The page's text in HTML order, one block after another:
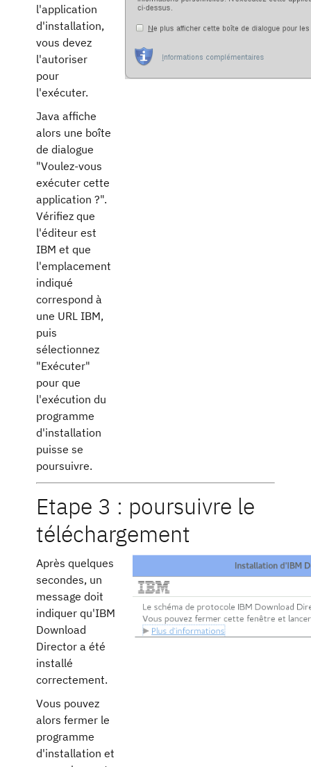
l'application
d'installation,
vous devez
l'autoriser
pour
l'exécuter.
Java affiche
alors une boîte
de dialogue
"Voulez-vous
exécuter cette
application ?".
Vérifiez que
l'éditeur est
IBM et que
l'emplacement
indiqué
correspond à
une URL IBM,
puis
sélectionnez
"Exécuter"
pour que
l'exécution du
programme
d'installation
puisse se
poursuivre.
Etape 3 : poursuivre le
téléchargement
Après quelques
secondes, un
message doit
indiquer qu'IBM
Download
Director a été
installé
correctement.
Vous pouvez
alors fermer le
programme
d'installation et